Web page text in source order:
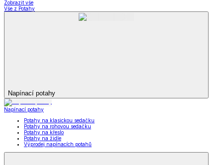
Zobrazit vše
Vše z Potahy
Napínací potahy
Napínací potahy
Potahy na klasickou sedačku
Potahy na rohovou sedačku
Potahy na křeslo
Potahy na židle
Výprodej napínacích potahů